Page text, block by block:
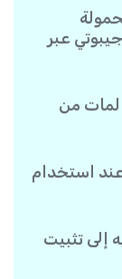
الأسعار
عبر
بكل سهولة.
من
المحلية.
استخدام
المعلنة
تثبيت